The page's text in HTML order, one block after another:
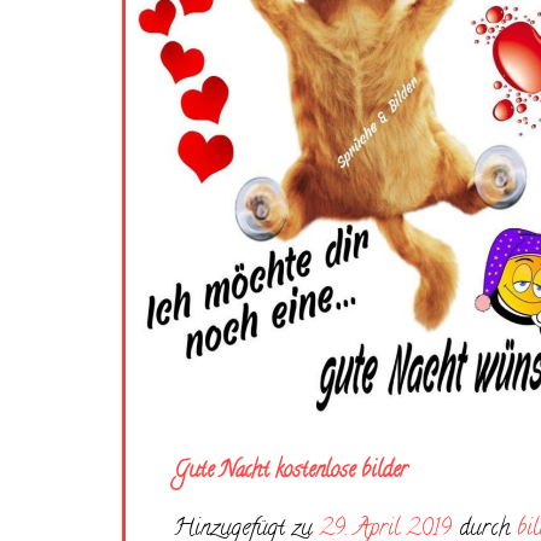
Gute Nacht kostenlose bilder
Hinzugefügt zu29. April 2019 durch